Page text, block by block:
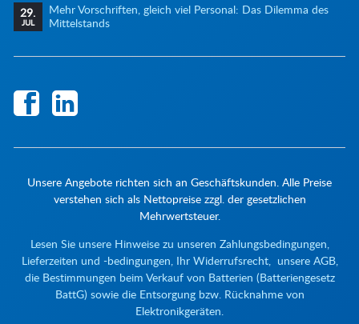
29.
JUL
Mehr Vorschriften, gleich viel Personal: Das Dilemma des
Mittelstands
Unsere Angebote richten sich an Geschäftskunden. Alle Preise
verstehen sich als Nettopreise zzgl. der gesetzlichen
Mehrwertsteuer.
Lesen Sie unsere Hinweise zu unseren Zahlungsbedingungen,
Lieferzeiten und -bedingungen, Ihr Widerrufsrecht, unsere AGB,
die Bestimmungen beim Verkauf von Batterien (Batteriengesetz
BattG) sowie die Entsorgung bzw. Rücknahme von
Elektronikgeräten.